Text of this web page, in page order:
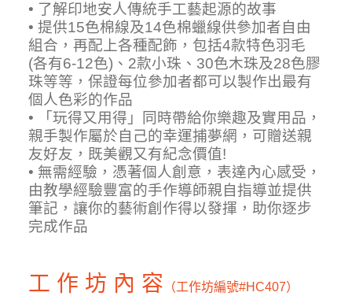
• 了解印地安人傳統手工藝起源的故事
• 提供15色棉線及14色棉蠟線供參加者自由
組合，再配上各種配飾，包括4款特色羽毛
(各有6-12色)、2款小珠、30色木珠及28色膠
珠等等，保證每位參加者都可以製作出最有
個人色彩的作品
• 「玩得又用得」同時帶給你樂趣及實用品，
親手製作屬於自己的幸運捕夢網，可贈送親
友好友，既美觀又有紀念價值!
• 無需經驗，憑著個人創意，表達內心感受，
由教學經驗豐富的手作導師親自指導並提供
筆記，讓你的藝術創作得以發揮，助你逐步
完成作品
工 作 坊 內 容 （工作坊編號#HC407）